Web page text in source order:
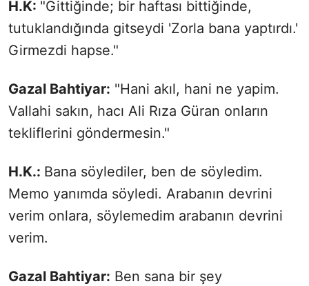
H.K: "Gittiğinde; bir haftası bittiğinde,
tutuklandığında gitseydi 'Zorla bana yaptırdı.'
Girmezdi hapse."
Gazal Bahtiyar: "Hani akıl, hani ne yapim.
Vallahi sakın, hacı Ali Rıza Güran onların
tekliflerini göndermesin."
H.K.: Bana söylediler, ben de söyledim.
Memo yanımda söyledi. Arabanın devrini
verim onlara, söylemedim arabanın devrini
verim.
Gazal Bahtiyar: Ben sana bir şey